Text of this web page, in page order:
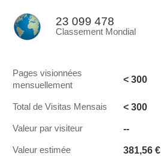
23 099 478
Classement Mondial
Pages visionnées
mensuellement
< 300
Total de Visitas Mensais < 300
Valeur par visiteur --
Valeur estimée 381,56 €